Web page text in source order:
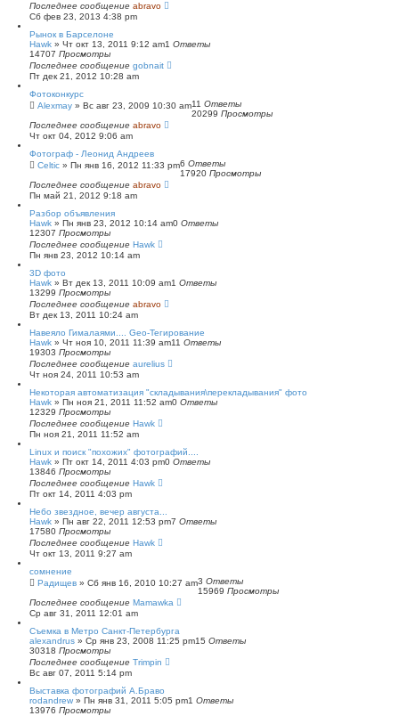
Последнее сообщение abravo
Сб фев 23, 2013 4:38 pm
Рынок в Барселоне
Hawk » Чт окт 13, 2011 9:12 am1 Ответы
14707 Просмотры
Последнее сообщение gobnait
Пт дек 21, 2012 10:28 am
Фотоконкурс
Alexmay » Вс авг 23, 2009 10:30 am11 Ответы
20299 Просмотры
Последнее сообщение abravo
Чт окт 04, 2012 9:06 am
Фотограф - Леонид Андреев
Celtic » Пн янв 16, 2012 11:33 pm6 Ответы
17920 Просмотры
Последнее сообщение abravo
Пн май 21, 2012 9:18 am
Разбор объявления
Hawk » Пн янв 23, 2012 10:14 am0 Ответы
12307 Просмотры
Последнее сообщение Hawk
Пн янв 23, 2012 10:14 am
3D фото
Hawk » Вт дек 13, 2011 10:09 am1 Ответы
13299 Просмотры
Последнее сообщение abravo
Вт дек 13, 2011 10:24 am
Навеяло Гималаями.... Geo-Тегирование
Hawk » Чт ноя 10, 2011 11:39 am11 Ответы
19303 Просмотры
Последнее сообщение aurelius
Чт ноя 24, 2011 10:53 am
Некоторая автоматизация "складывания\перекладывания" фото
Hawk » Пн ноя 21, 2011 11:52 am0 Ответы
12329 Просмотры
Последнее сообщение Hawk
Пн ноя 21, 2011 11:52 am
Linux и поиск "похожих" фотографий....
Hawk » Пт окт 14, 2011 4:03 pm0 Ответы
13846 Просмотры
Последнее сообщение Hawk
Пт окт 14, 2011 4:03 pm
Небо звездное, вечер августа...
Hawk » Пн авг 22, 2011 12:53 pm7 Ответы
17580 Просмотры
Последнее сообщение Hawk
Чт окт 13, 2011 9:27 am
сомнение
Радищев » Сб янв 16, 2010 10:27 am3 Ответы
15969 Просмотры
Последнее сообщение Mamawka
Ср авг 31, 2011 12:01 am
Съемка в Метро Санкт-Петербурга
alexandrus » Ср янв 23, 2008 11:25 pm15 Ответы
30318 Просмотры
Последнее сообщение Trimpin
Вс авг 07, 2011 5:14 pm
Выставка фотографий А.Браво
rodandrew » Пн янв 31, 2011 5:05 pm1 Ответы
13976 Просмотры